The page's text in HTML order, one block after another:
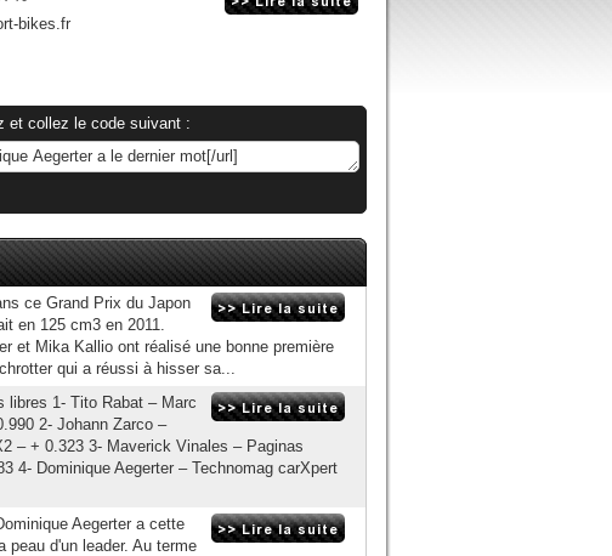
bikes.fr
et collez le code suivant :
ce Grand Prix du Japon
en 125 cm3 en 2011.
et Mika Kallio ont réalisé une bonne première
qui a réussi à hisser sa...
libres 1- Tito Rabat – Marc
2- Johann Zarco –
– + 0.323 3- Maverick Vinales – Paginas
4- Dominique Aegerter – Technomag carXpert
Aegerter a cette
d'un leader. Au terme